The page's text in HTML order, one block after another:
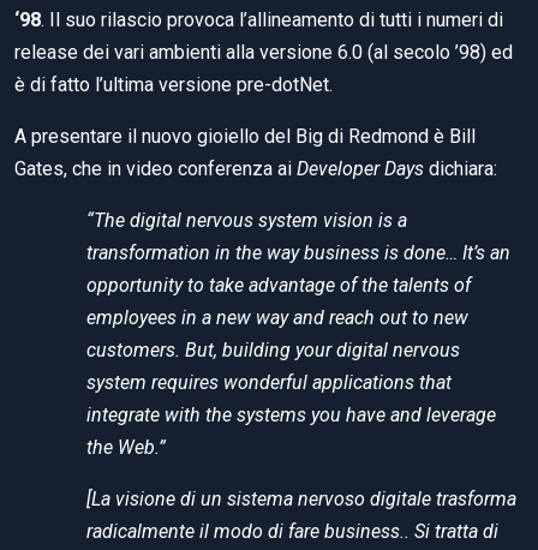
‘98. Il suo rilascio provoca l’allineamento di tutti i numeri di
release dei vari ambienti alla versione 6.0 (al secolo ’98) ed
è di fatto l’ultima versione pre-dotNet.
A presentare il nuovo gioiello del Big di Redmond è Bill
Gates, che in video conferenza ai Developer Days dichiara:
“The digital nervous system vision is a
transformation in the way business is done… It’s an
opportunity to take advantage of the talents of
employees in a new way and reach out to new
customers. But, building your digital nervous
system requires wonderful applications that
integrate with the systems you have and leverage
the Web.”
[La visione di un sistema nervoso digitale trasforma
radicalmente il modo di fare business.. Si tratta di